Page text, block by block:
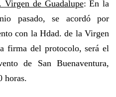
Virgen de Guadalupe: En la
pasado, se acordó por
con la Hdad. de la Virgen
firma del protocolo, será el
de San Buenaventura,
horas.